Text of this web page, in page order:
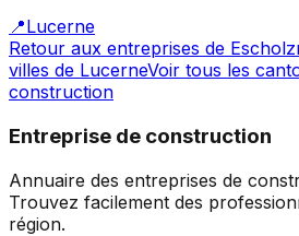
📍Lucerne
Retour aux entreprises de
villes de LucerneVoir tous les
construction
Entreprise de construction
Annuaire des entreprises de
Trouvez facilement des
région.